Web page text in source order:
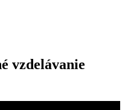
vzdelávanie